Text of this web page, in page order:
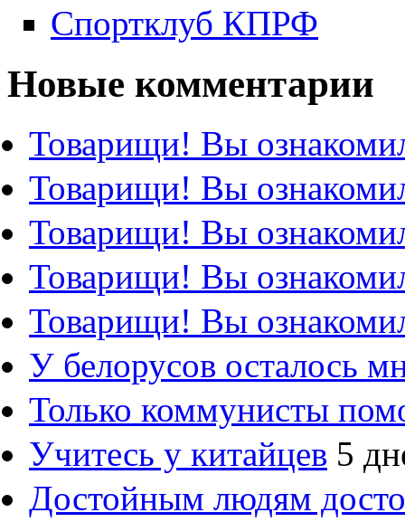
Спортклуб КПРФ
Новые комментарии
Товарищи! Вы
Товарищи! Вы
Товарищи! Вы
Товарищи! Вы
Товарищи! Вы
У белорусов осталось
Только коммунисты
Учитесь у китайцев 5
Достойным людям